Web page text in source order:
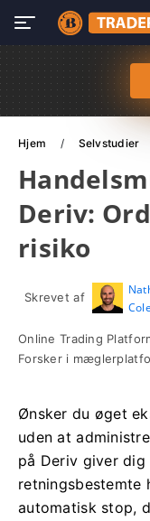
Hjem Selvstudier
Deriv:
risiko
Skrevet af
Cole
Online Trading
Forsker i
Ønsker du øget
uden at
på Deriv giver
​​retningsbestemte
automatisk stop,